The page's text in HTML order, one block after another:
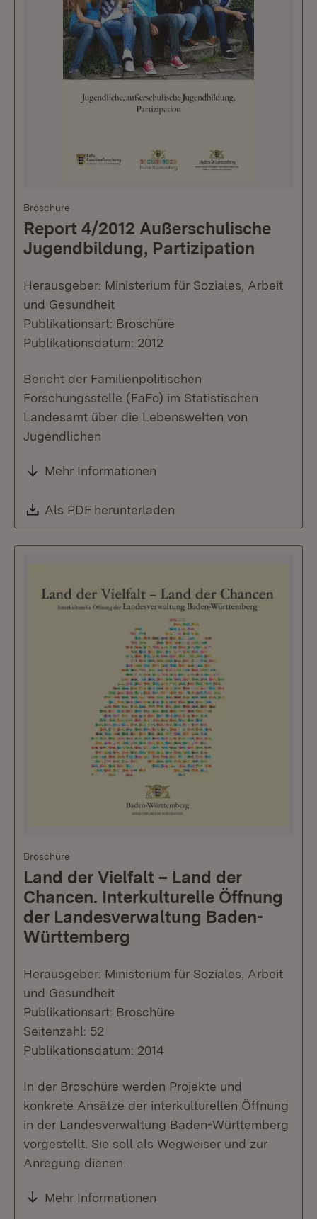
Broschüre
Report 4/2012 Außerschulische
Jugendbildung, Partizipation
Herausgeber: Ministerium für Soziales, Arbeit
und Gesundheit
Publikationsart: Broschüre
Publikationsdatum: 2012
Bericht der Familienpolitischen
Forschungsstelle (FaFo) im Statistischen
Landesamt über die Lebenswelten von
Jugendlichen
Mehr Informationen
Download:
Als PDF herunterladen
Broschüre
Land der Vielfalt – Land der
Chancen. Interkulturelle Öffnung
der Landesverwaltung Baden-
Württemberg
Herausgeber: Ministerium für Soziales, Arbeit
und Gesundheit
Publikationsart: Broschüre
Seitenzahl: 52
Publikationsdatum: 2014
In der Broschüre werden Projekte und
konkrete Ansätze der interkulturellen Öffnung
in der Landesverwaltung Baden-Württemberg
vorgestellt. Sie soll als Wegweiser und zur
Anregung dienen.
Mehr Informationen